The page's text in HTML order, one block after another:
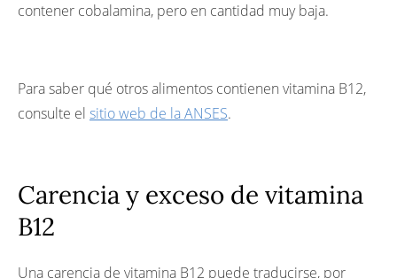
contener cobalamina, pero en cantidad muy baja.
Para saber qué otros alimentos contienen vitamina B12,
consulte el sitio web de la ANSES.
Carencia y exceso de vitamina
B12
Una carencia de vitamina B12 puede traducirse, por